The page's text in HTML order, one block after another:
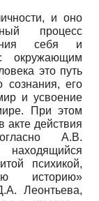
и оно
процесс
себя и
окружающим
это путь
сознания, его
и усвоение
При этом
действия
А.В.
находящийся
психикой,
историю»
Леонтьева,